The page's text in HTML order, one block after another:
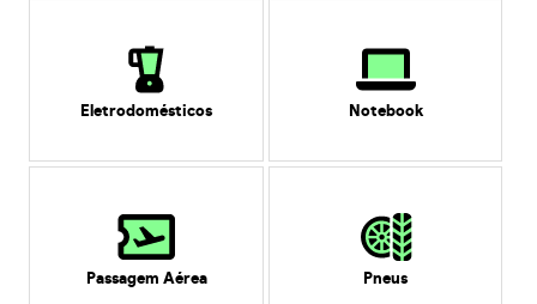
Eletrodomésticos Notebook
Passagem Aérea Pneus